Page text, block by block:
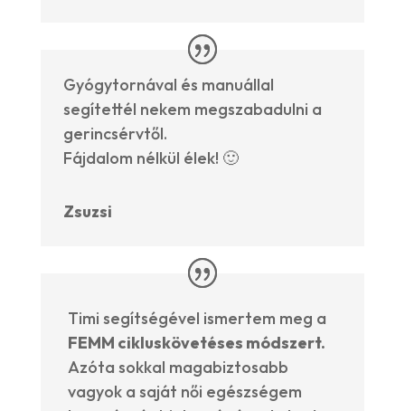
Gyógytornával és manuállal
segítettél nekem megszabadulni a
gerincsérvtől.
Fájdalom nélkül élek! 🙂
Zsuzsi
Timi segítségével ismertem meg a
FEMM cikluskövetéses módszert.
Azóta sokkal magabiztosabb
vagyok a saját női egészségem